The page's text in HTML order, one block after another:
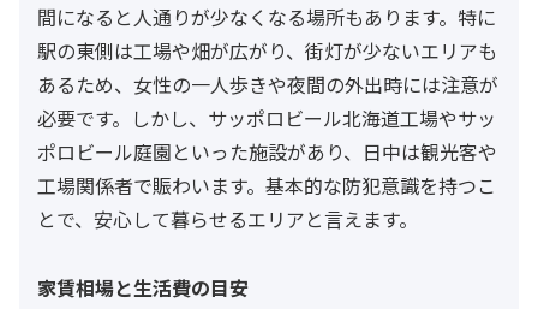
間になると人通りが少なくなる場所もあります。特に
駅の東側は工場や畑が広がり、街灯が少ないエリアも
あるため、女性の一人歩きや夜間の外出時には注意が
必要です。しかし、サッポロビール北海道工場やサッ
ポロビール庭園といった施設があり、日中は観光客や
工場関係者で賑わいます。基本的な防犯意識を持つこ
とで、安心して暮らせるエリアと言えます。
家賃相場と生活費の目安